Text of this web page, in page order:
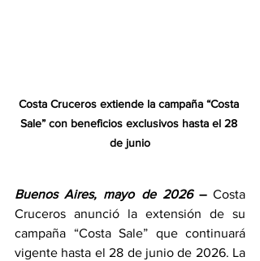
Costa Cruceros extiende la campaña “Costa
Sale” con beneficios exclusivos hasta el 28
de junio
Buenos Aires, mayo de 2026 – Costa
Cruceros anunció la extensión de su
campaña “Costa Sale” que continuará
vigente hasta el 28 de junio de 2026. La